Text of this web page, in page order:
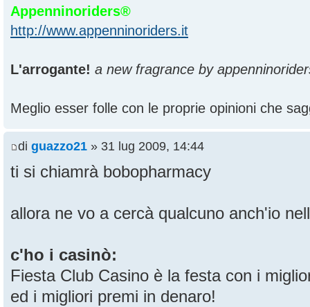
Appenninoriders®
http://www.appenninoriders.it
L'arrogante! a new fragrance by
Meglio esser folle con le proprie opinioni che
di guazzo21 » 31 lug 2009, 14:44
ti si chiamrà bobopharmacy
allora ne vo a cercà qualcuno anch'io
c'ho i casinò:
Fiesta Club Casino è la festa con i
ed i migliori premi in denaro!